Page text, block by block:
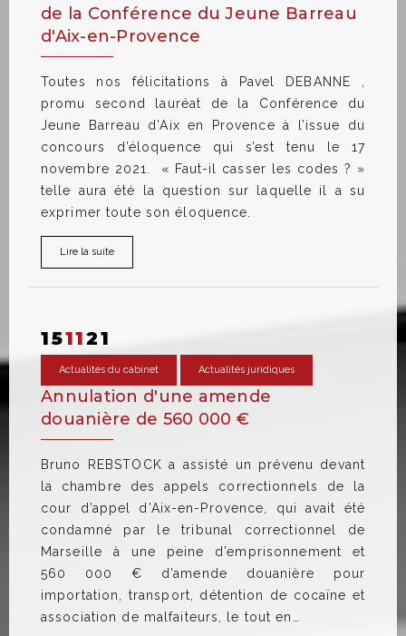
de la Conférence du Jeune Barreau
d'Aix-en-Provence
Toutes nos félicitations à Pavel DEBANNE ,
promu second lauréat de la Conférence du
Jeune Barreau d’Aix en Provence à l’issue du
concours d’éloquence qui s’est tenu le 17
novembre 2021. « Faut-il casser les codes ? »
telle aura été la question sur laquelle il a su
exprimer toute son éloquence.
Lire la suite
151121
Actualités du cabinet Actualités juridiques
Annulation d'une amende
douanière de 560 000 €
Bruno REBSTOCK a assisté un prévenu devant
la chambre des appels correctionnels de la
cour d’appel d’Aix-en-Provence, qui avait été
condamné par le tribunal correctionnel de
Marseille à une peine d’emprisonnement et
560 000 € d’amende douanière pour
importation, transport, détention de cocaïne et
association de malfaiteurs, le tout en…